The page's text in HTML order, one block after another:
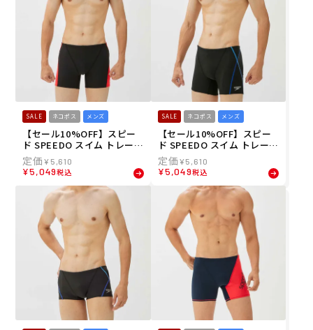
SALE ネコポス メンズ
【セール10%OFF】スピー
ド SPEEDO スイム トレーニ
ング 競泳 水着 プッシュ ア
ップ ターンズ ハーフ ボック
ス Push Up TurnS Half Bo
x ST52302-RE メンズ 男性
23S1 春夏
¥ 5,610
¥5,049税込
SALE ネコポス メンズ
【セール10%OFF】スピー
ド SPEEDO スイム トレーニ
ング 競泳 水着 プッシュ ア
ップ ターンズ ハーフ ボック
ス Push Up TurnS Half Bo
x ST52302-BL メンズ 男性
23S1 春夏
¥5,610
¥5,049税込